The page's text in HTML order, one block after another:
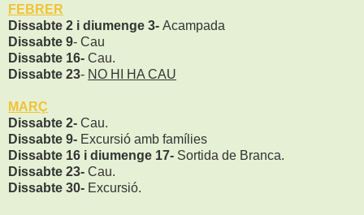
FEBRER
Dissabte 2 i diumenge 3- Acampada
Dissabte 9- Cau
Dissabte 16- Cau.
Dissabte 23- NO HI HA CAU
MARÇ
Dissabte 2- Cau.
Dissabte 9- Excursió amb famílies
Dissabte 16 i diumenge 17- Sortida de Branca.
Dissabte 23- Cau.
Dissabte 30- Excursió.